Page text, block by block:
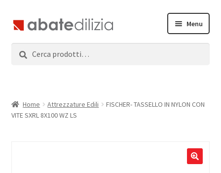
Vai
alla
navigazione
Vai
al
contenuto
Menu
child
ServiziHome Attrezzature Edili
FISCHER- TASSELLO IN NYLON CON
VITE SXRL 8X100 WZ LS